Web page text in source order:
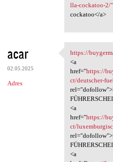
lla-cockatoo-2/"
cockatoo</a>
acar
02.05.2025
Adres
https:/
https://
<a
href="https://
ct/deutscher-
<a
href="https://
ct/
<a